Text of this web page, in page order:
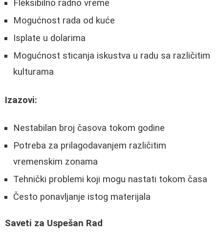
Fleksibilno radno vreme
Mogućnost rada od kuće
Isplate u dolarima
Mogućnost sticanja iskustva u radu sa različitim
kulturama
Izazovi:
Nestabilan broj časova tokom godine
Potreba za prilagodavanjem različitim
vremenskim zonama
Tehnički problemi koji mogu nastati tokom časa
Često ponavljanje istog materijala
Saveti za Uspešan Rad